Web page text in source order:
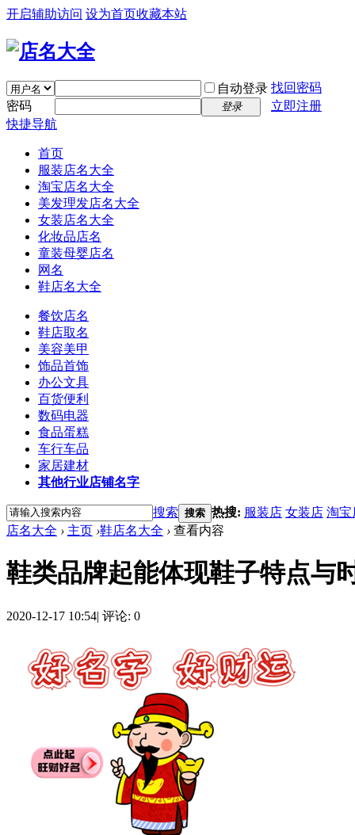
开启辅助访问 设为首页收藏本站
自动登录 找回密码
密码
登录
立即注册
快捷导航
首页
服装店名大全
淘宝店名大全
美发理发店名大全
女装店名大全
化妆品店名
童装母婴店名
网名
鞋店名大全
餐饮店名
鞋店取名
美容美甲
饰品首饰
办公文具
百货便利
数码电器
食品蛋糕
车行车品
家居建材
其他行业店铺名字
搜索 搜索 热搜: 服装店 女装店 淘宝
店名大全 › 主页 ›鞋店名大全 › 查看内容
鞋类品牌起能体现鞋子特点与
2020-12-17 10:54| 评论: 0